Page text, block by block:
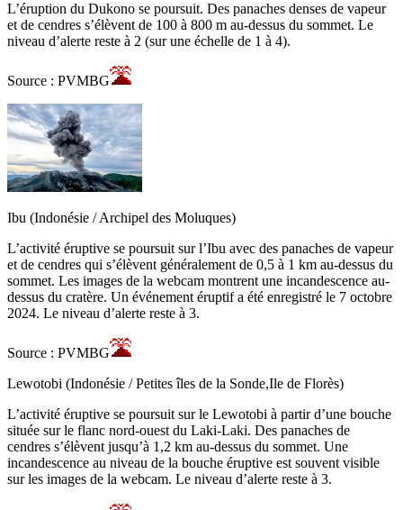
L’éruption du Dukono se poursuit. Des panaches denses de vapeur
et de cendres s’élèvent de 100 à 800 m au-dessus du sommet. Le
niveau d’alerte reste à 2 (sur une échelle de 1 à 4).
Source : PVMBG
Ibu (Indonésie / Archipel des Moluques)
L’activité éruptive se poursuit sur l’Ibu avec des panaches de vapeur
et de cendres qui s’élèvent généralement de 0,5 à 1 km au-dessus du
sommet. Les images de la webcam montrent une incandescence au-
dessus du cratère. Un événement éruptif a été enregistré le 7 octobre
2024. Le niveau d’alerte reste à 3.
Source : PVMBG
Lewotobi (Indonésie / Petites îles de la Sonde,Ile de Florès)
L’activité éruptive se poursuit sur le Lewotobi à partir d’une bouche
située sur le flanc nord-ouest du Laki-Laki. Des panaches de
cendres s’élèvent jusqu’à 1,2 km au-dessus du sommet. Une
incandescence au niveau de la bouche éruptive est souvent visible
sur les images de la webcam. Le niveau d’alerte reste à 3.